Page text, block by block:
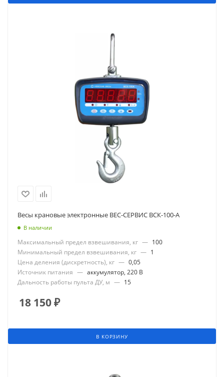
Весы крановые электронные ВЕС-СЕРВИС ВСК-100-А
В наличии
Максимальный предел взвешивания, кг — 100
Минимальный предел взвешивания, кг — 1
Цена деления (дискретность), кг — 0,05
Источник питания — аккумулятор, 220 В
Дальность работы пульта ДУ, м — 15
18 150₽
В КОРЗИНУ